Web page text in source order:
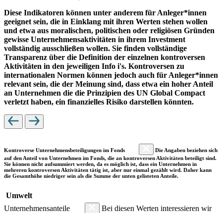
Diese Indikatoren können unter anderem für Anleger*innen
geeignet sein, die in Einklang mit ihren Werten stehen wollen
und etwa aus moralischen, politischen oder religiösen Gründen
gewisse Unternehmensaktivitäten in ihrem Investment
vollständig ausschließen wollen. Sie finden vollständige
Transparenz über die Definition der einzelnen kontroversen
Aktivitäten in den jeweiligen Info i's. Kontroversen zu
internationalen Normen können jedoch auch für Anleger*innen
relevant sein, die der Meinung sind, dass etwa ein hoher Anteil
an Unternehmen die die Prinzipien des UN Global Compact
verletzt haben, ein finanzielles Risiko darstellen könnten.
Kontroverse Unternehmensbeteiligungen im Fonds
Die Angaben beziehen sich
auf den Anteil von Unternehmen im Fonds, die an kontroversen Aktivitäten beteiligt sind.
Sie können nicht aufsummiert werden, da es möglich ist, dass ein Unternehmen in
mehreren kontroversen Aktivitäten tätig ist, aber nur einmal gezählt wird. Daher kann
die Gesamthöhe niedriger sein als die Summe der unten gelisteten Anteile.
Umwelt
Unternehmensanteile
Bei diesen Werten interessieren wir